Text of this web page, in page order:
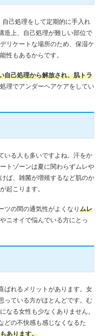
己処理をして定期的に手入れ
造上、自己処理が難しい部位で
リケートな場所のため、保湿ケ
性もあるからです。
自己処理から解放され、肌トラ
理でアンダーヘアケアをしてい
る人も多いですよね。 汗をか
トゾーンは夏に関わらずムレや
ば、雑菌が増殖するなど肌のか
起こります。
ツの間の通気性がよくなりムレ
ニオイで悩んでいる方にとっ
ばれるメリットがあります。女
っている方がほとんどです。む
なる女性も少なくありません。
どの不快感も感じなくなるた
あります。